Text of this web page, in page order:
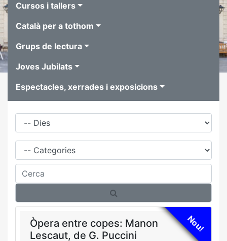
Cursos i tallers
Català per a tothom
Grups de lectura
Joves Jubilats
Espectacles, xerrades i exposicions
Dies
Família
Cerca
Nou!
Òpera entre copes: Manon
Lescaut, de G. Puccini